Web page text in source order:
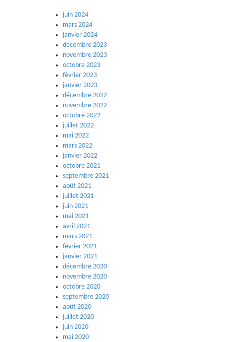
juin 2024
mars 2024
janvier 2024
décembre 2023
novembre 2023
octobre 2023
février 2023
janvier 2023
décembre 2022
novembre 2022
octobre 2022
juillet 2022
mai 2022
mars 2022
janvier 2022
octobre 2021
septembre 2021
août 2021
juillet 2021
juin 2021
mai 2021
avril 2021
mars 2021
février 2021
janvier 2021
décembre 2020
novembre 2020
octobre 2020
septembre 2020
août 2020
juillet 2020
juin 2020
mai 2020